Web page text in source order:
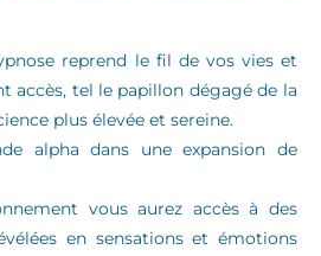
reprend le fil de vos vies et
accès, tel le papillon dégagé de la
plus élevée et sereine.
alpha dans une expansion de
vous aurez accès à des
en sensations et émotions